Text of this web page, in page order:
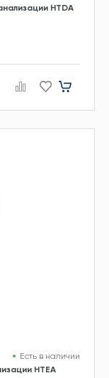
HTDA
Есть в наличии
HTEA